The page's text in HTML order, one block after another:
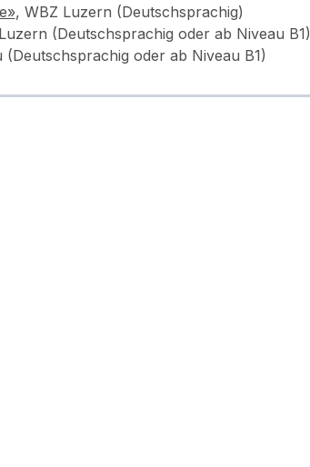
, WBZ Luzern (Deutschsprachig)
(Deutschsprachig oder ab Niveau B1)
(Deutschsprachig oder ab Niveau B1)